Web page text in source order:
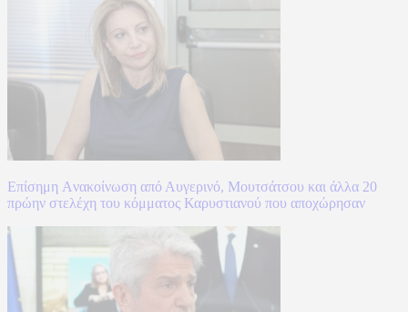
Επίσημη Aνακοίνωση από Αυγερινό, Μουτσάτσου και άλλα 20
πρώην στελέχη του κόμματος Καρυστιανού που αποχώρησαν